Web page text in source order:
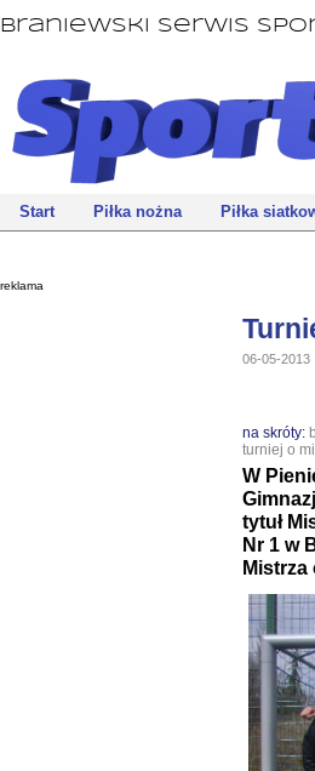
Braniewski Serwis
Start Piłka nożna Piłka
reklama
06-05-2013
na skróty:
turniej o
W
tytuł
Nr 1 w
Mistrza